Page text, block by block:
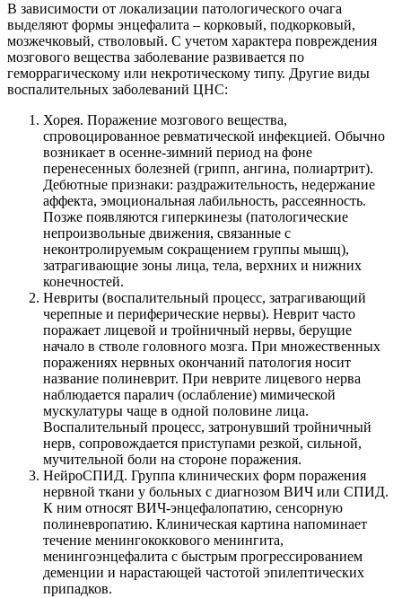
В зависимости от локализации патологического очага
выделяют формы энцефалита – корковый, подкорковый,
мозжечковый, стволовый. С учетом характера повреждения
мозгового вещества заболевание развивается по
геморрагическому или некротическому типу. Другие виды
воспалительных заболеваний ЦНС:
Хорея. Поражение мозгового вещества,
спровоцированное ревматической инфекцией. Обычно
возникает в осенне-зимний период на фоне
перенесенных болезней (грипп, ангина, полиартрит).
Дебютные признаки: раздражительность, недержание
аффекта, эмоциональная лабильность, рассеянность.
Позже появляются гиперкинезы (патологические
непроизвольные движения, связанные с
неконтролируемым сокращением группы мышц),
затрагивающие зоны лица, тела, верхних и нижних
конечностей.
Невриты (воспалительный процесс, затрагивающий
черепные и периферические нервы). Неврит часто
поражает лицевой и тройничный нервы, берущие
начало в стволе головного мозга. При множественных
поражениях нервных окончаний патология носит
название полиневрит. При неврите лицевого нерва
наблюдается паралич (ослабление) мимической
мускулатуры чаще в одной половине лица.
Воспалительный процесс, затронувший тройничный
нерв, сопровождается приступами резкой, сильной,
мучительной боли на стороне поражения.
НейроСПИД. Группа клинических форм поражения
нервной ткани у больных с диагнозом ВИЧ или СПИД.
К ним относят ВИЧ-энцефалопатию, сенсорную
полиневропатию. Клиническая картина напоминает
течение менингококкового менингита,
менингоэнцефалита с быстрым прогрессированием
деменции и нарастающей частотой эпилептических
припадков.